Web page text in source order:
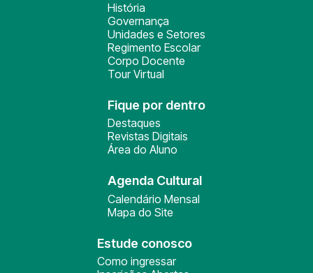
História
Governança
Unidades e Setores
Regimento Escolar
Corpo Docente
Tour Virtual
Fique por dentro
Destaques
Revistas Digitais
Área do Aluno
Agenda Cultural
Calendário Mensal
Mapa do Site
Estude conosco
Como ingressar